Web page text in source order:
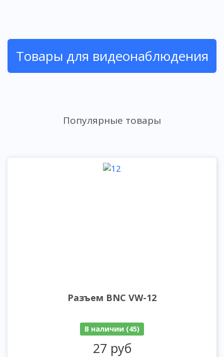
Товары для видеонаблюдения
Популярные товары
Разъем BNC VW-12
В наличии (45)
27 руб